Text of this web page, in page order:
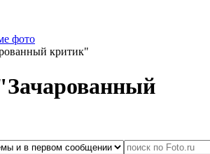
фото
критик"